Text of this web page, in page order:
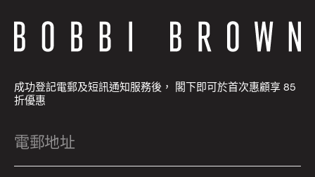
成功登記電郵及短訊通知服務後， 閣下即可於首次惠顧享 85
折優惠